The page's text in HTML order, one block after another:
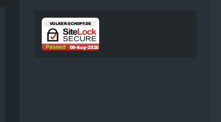
dazu haben wir in unserer
Datenschutzerklärung zur
Verfügung gestellt.